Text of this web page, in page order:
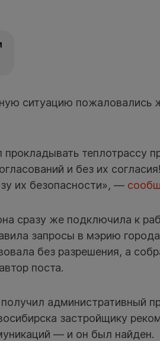
ситуацию пожаловались
теплотрассу
и без их
их безопасности», —
сразу же подключила к
запросы в мэрию
без разрешения, а
поста.
административный
застройщику
— и он был найден.